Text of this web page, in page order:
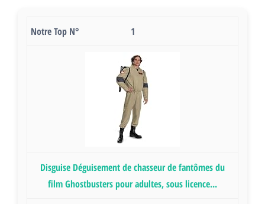
1
Disguise Déguisement de chasseur de fantômes du
film Ghostbusters pour adultes, sous licence...